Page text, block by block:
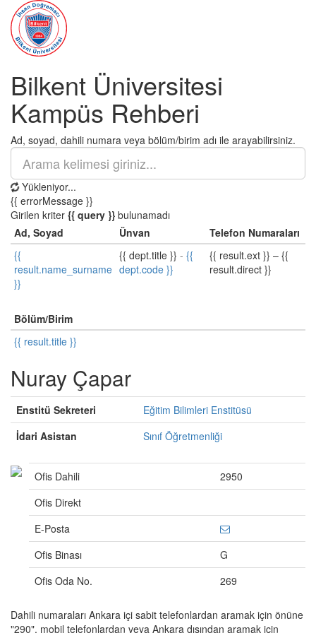
Bilkent Üniversitesi
Kampüs Rehberi
Ad, soyad, dahili numara veya bölüm/birim adı ile arayabilirsiniz.
Yükleniyor...
{{ errorMessage }}
Girilen kriter {{ query }} bulunamadı
Ad, Soyad
Ünvan
Telefon Numaraları
{{
result.name_surname
}}
{{ dept.title }} - {{
dept.code }}
{{ result.ext }} – {{
result.direct }}
Bölüm/Birim
{{ result.title }}
Nuray Çapar
Enstitü Sekreteri
Eğitim Bilimleri Enstitüsü
İdari Asistan
Sınıf Öğretmenliği
Ofis Dahili
2950
Ofis Direkt
E-Posta
Ofis Binası
G
Ofis Oda No.
269
Dahili numaraları Ankara içi sabit telefonlardan aramak için önüne
"290", mobil telefonlardan veya Ankara dışından aramak için